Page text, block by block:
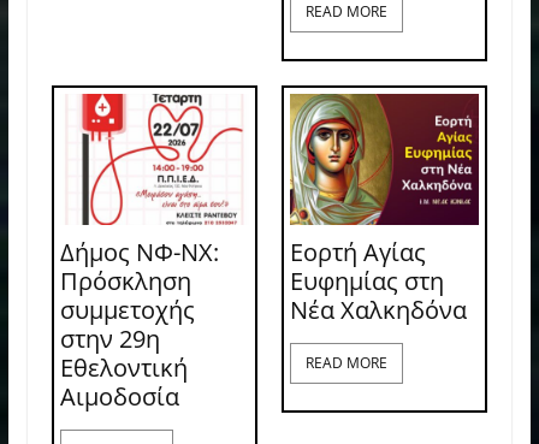
READ MORE
Δήμος ΝΦ-ΝΧ:
Πρόσκληση
συμμετοχής
στην 29η
Εθελοντική
Αιμοδοσία
Εορτή Αγίας
Ευφημίας στη
Νέα Χαλκηδόνα
READ MORE